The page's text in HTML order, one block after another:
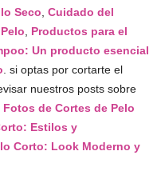
Seco Cuidado del
Productos para el
Un producto esencial
. si optas por cortarte el
nuestros posts sobre
Fotos de Cortes de Pelo
Estilos y
Corto: Look Moderno y